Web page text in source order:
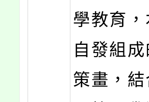
學教育
自發組
策畫，